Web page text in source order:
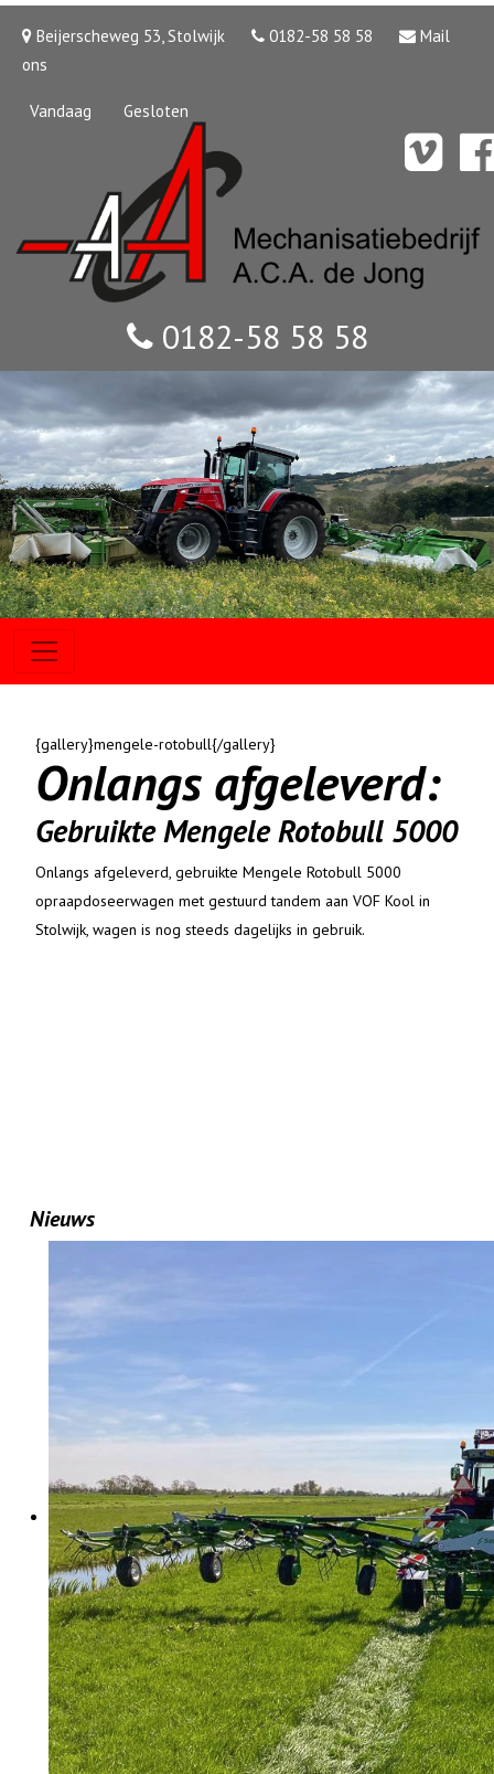
Beijerscheweg 53, Stolwijk 0182-58 58 58
Mail
ons
Vandaag Gesloten
0182-58 58 58
{gallery}mengele-rotobull{/gallery}
Onlangs afgeleverd:
Gebruikte Mengele Rotobull 5000
Onlangs afgeleverd, gebruikte Mengele Rotobull 5000
opraapdoseerwagen met gestuurd tandem aan VOF Kool in
Stolwijk, wagen is nog steeds dagelijks in gebruik.
Nieuws